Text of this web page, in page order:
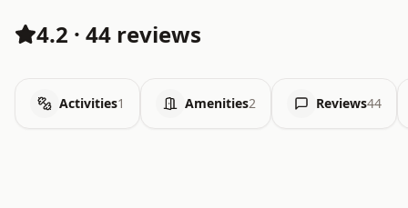
4.2 · 44 reviews
Activities1 Amenities2 Reviews44